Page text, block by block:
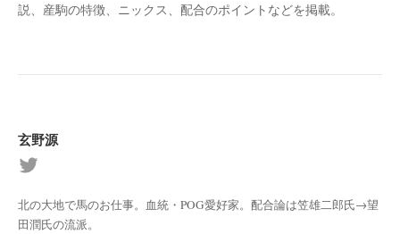
説、産駒の特徴、ニックス、配合のポイントなどを掲載。
玄野源
北の大地で馬のお仕事。血統・POG愛好家。配合論は笠雄二郎氏→望
田潤氏の流派。